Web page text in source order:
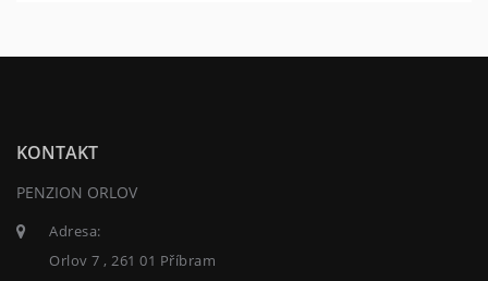
KONTAKT
PENZION ORLOV
Adresa:
Orlov 7 , 261 01 Příbram